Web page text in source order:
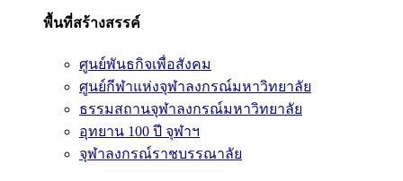
พื้นที่สร้างสรรค์
ศูนย์พันธกิจเพื่อสังคม
ศูนย์กีฬาแห่งจุฬาลงกรณ์มหาวิทยาลัย
ธรรมสถานจุฬาลงกรณ์มหาวิทยาลัย
อุทยาน 100 ปี จุฬาฯ
จุฬาลงกรณ์ราชบรรณาลัย